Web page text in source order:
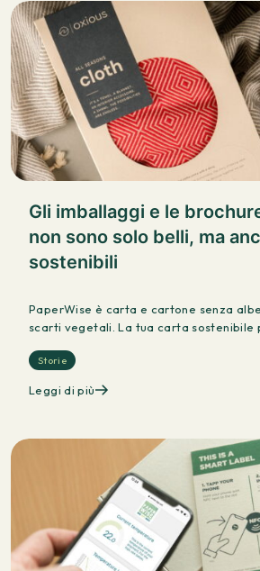
Gli imballaggi e le
non sono solo belli, ma
sostenibili
PaperWise è carta e cartone senza
scarti vegetali. La tua carta sostenibile
Storie
Leggi di più